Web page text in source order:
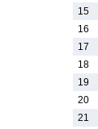
15
16
17
18
19
20
21